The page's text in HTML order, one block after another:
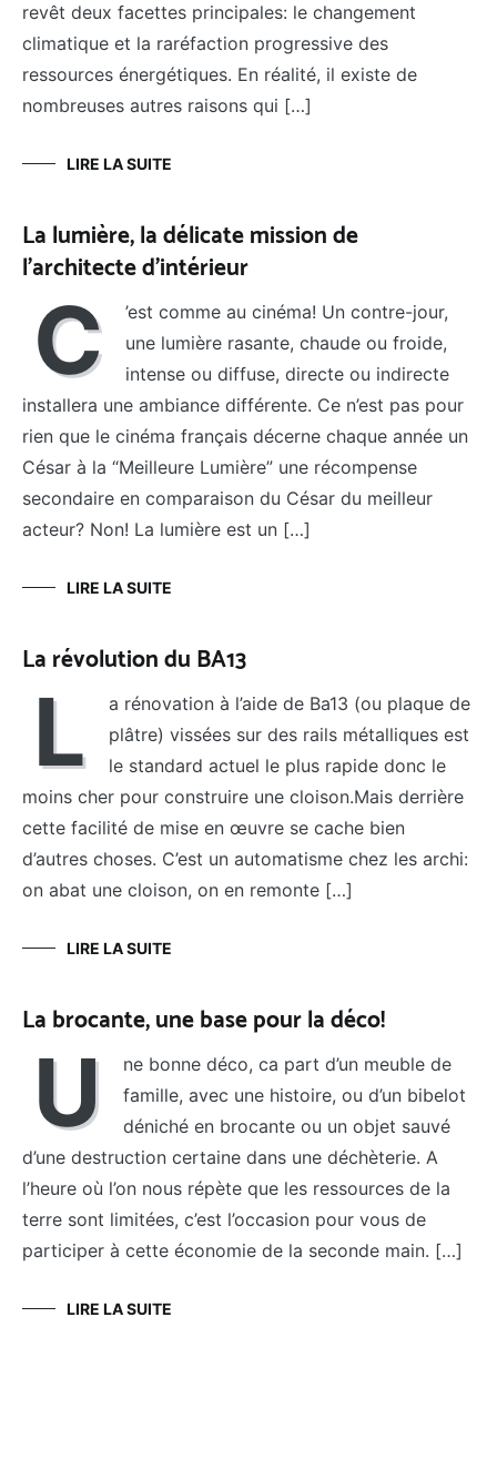
revêt deux facettes principales: le changement
climatique et la raréfaction progressive des
ressources énergétiques. En réalité, il existe de
nombreuses autres raisons qui […]
LIRE LA SUITE
La lumière, la délicate mission de
l’architecte d’intérieur
C
’est comme au cinéma! Un contre-jour,
une lumière rasante, chaude ou froide,
intense ou diffuse, directe ou indirecte
installera une ambiance différente. Ce n’est pas pour
rien que le cinéma français décerne chaque année un
César à la “Meilleure Lumière” une récompense
secondaire en comparaison du César du meilleur
acteur? Non! La lumière est un […]
LIRE LA SUITE
La révolution du BA13
L
a rénovation à l’aide de Ba13 (ou plaque de
plâtre) vissées sur des rails métalliques est
le standard actuel le plus rapide donc le
moins cher pour construire une cloison.Mais derrière
cette facilité de mise en œuvre se cache bien
d’autres choses. C’est un automatisme chez les archi:
on abat une cloison, on en remonte […]
LIRE LA SUITE
La brocante, une base pour la déco!
U
ne bonne déco, ca part d’un meuble de
famille, avec une histoire, ou d’un bibelot
déniché en brocante ou un objet sauvé
d’une destruction certaine dans une déchèterie. A
l’heure où l’on nous répète que les ressources de la
terre sont limitées, c’est l’occasion pour vous de
participer à cette économie de la seconde main. […]
LIRE LA SUITE